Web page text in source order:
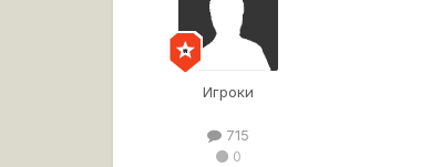
Игроки
715
0